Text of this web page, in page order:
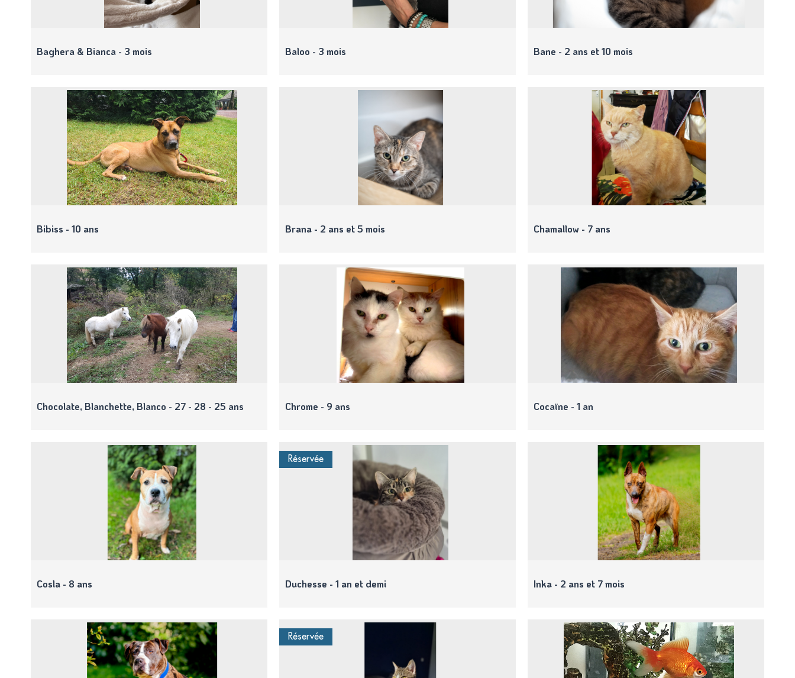
Baghera & Bianca - 3 mois Baloo - 3 mois Bane - 2 ans et 10 mois
Bibiss - 10 ans Brana - 2 ans et 5 mois Chamallow - 7 ans
Chocolate, Blanchette, Blanco - 27 - 28 - 25 ans Chrome - 9 ans Cocaïne - 1 an
Cosla - 8 ans
Réservée
Duchesse - 1 an et demi Inka - 2 ans et 7 mois
Réservée